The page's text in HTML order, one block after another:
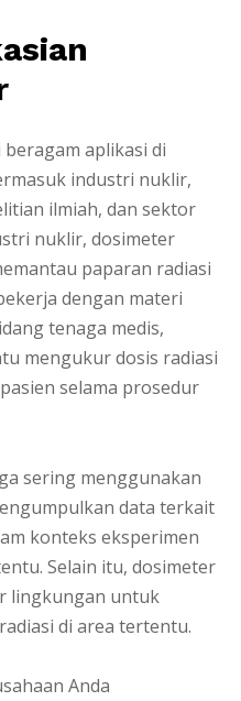
aplikasi di
industri nuklir,
ilmiah, dan sektor
nuklir, dosimeter
paparan radiasi
dengan materi
tenaga medis,
mengukur dosis radiasi
selama prosedur
sering menggunakan
data terkait
konteks eksperimen
Selain itu, dosimeter
lingkungan untuk
di area tertentu.
Anda